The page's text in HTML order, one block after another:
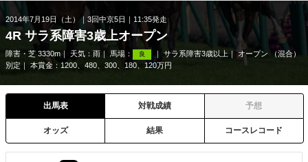
2014年7月19日（土） 3回中京5日 11:35発走
4R サラ系障害3歳上オープン
障害・芝 3330m 天気： 雨 馬場： 良 サラ系障害3歳以上
オープン （混合）
別定
本賞金：1200、480、300、180、120万円
出馬表 対戦成績 予想
オッズ 結果 コースレコード